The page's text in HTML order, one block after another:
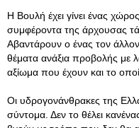
Η Βουλή έχει γίνει ένας
συμφέροντα της άρχουσας
Αβαντάρουν ο ένας τον άλλον
θέματα ανάξια προβολής με
αξίωμα που έχουν και το
Οι υδρογονάνθρακες της
σύντομα. Δεν το θέλει